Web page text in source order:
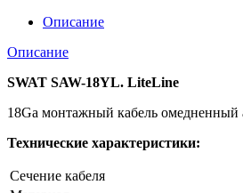
Описание
Описание
SWAT SAW-18YL. LiteLine
18Ga монтажный кабель
Технические характеристики:
Сечение кабеля